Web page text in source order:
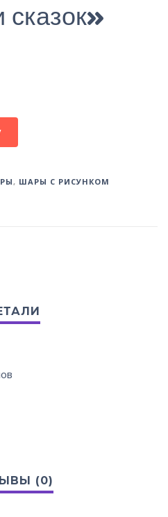
, ШАРЫ С РИСУНКОМ